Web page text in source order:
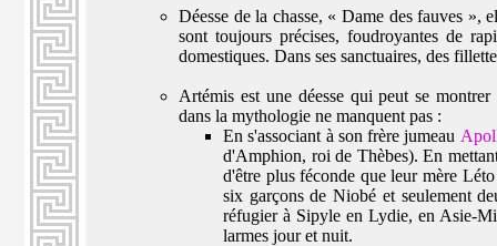
Déesse de la chasse, « Dame des fauves »,
sont toujours précises, foudroyantes de
domestiques. Dans ses sanctuaires, des
Artémis est une déesse qui peut se montrer
dans la mythologie ne manquent pas :
En s'associant à son frère jumeau
d'Amphion, roi de Thèbes). En
d'être plus féconde que leur mère
six garçons de Niobé et seulement
réfugier à Sipyle en Lydie, en Asie-
larmes jour et nuit.